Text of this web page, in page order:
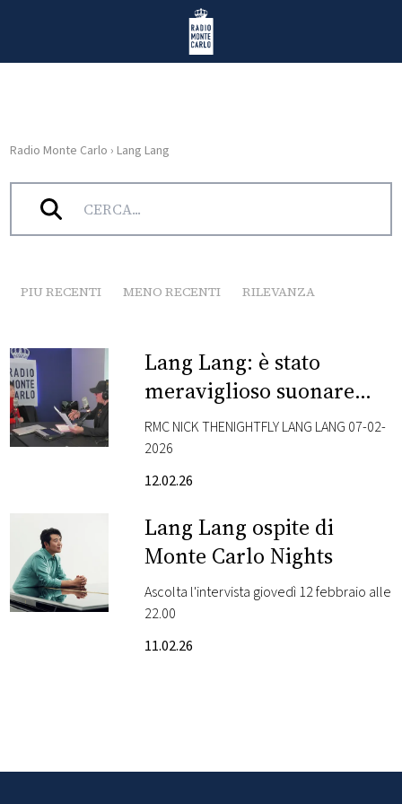
Radio Monte Carlo
HOME
RADIO
NEWS
FOTO
EVENTI
VIDEO
Radio Monte Carlo › Lang Lang
Tag:Lang Lang
PIU RECENTI MENO RECENTI RILEVANZA
Lang Lang: è stato
meraviglioso suonare
alla cerimonia di
apertura delle Olimpiadi
e unire il mondo
RMC NICK THENIGHTFLY LANG LANG 07-02-
2026
12.02.26
Lang Lang ospite di
Monte Carlo Nights
Ascolta l'intervista giovedì 12 febbraio alle
22.00
11.02.26